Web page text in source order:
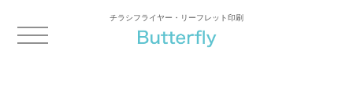
チラシフライヤー・リーフレット印刷